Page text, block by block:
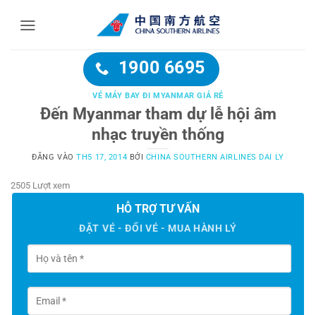
1900 6695
VÉ MÁY BAY ĐI MYANMAR GIÁ RẺ
Đến Myanmar tham dự lễ hội âm
nhạc truyền thống
ĐĂNG VÀOTH5 17, 2014 BỞI CHINA SOUTHERN AIRLINES DAI LY
2505 Lượt xem
HỖ TRỢ TƯ VẤN
ĐẶT VÉ - ĐỔI VÉ - MUA HÀNH LÝ